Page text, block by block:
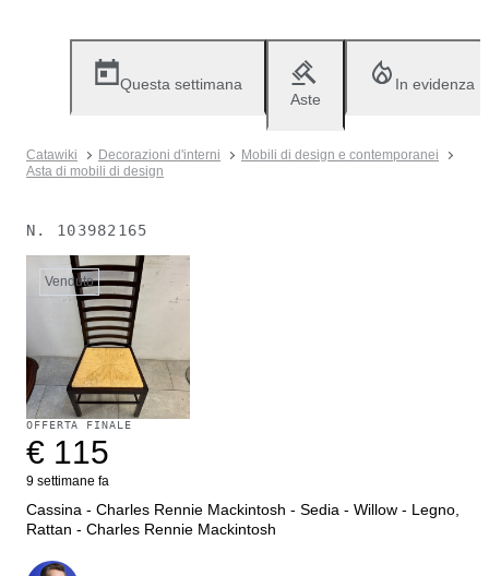
Questa settimana
Aste
In evidenza
Catawiki Decorazioni d'interni
Mobili di design e contemporanei
Asta di mobili di design
N. 103982165
Venduto
OFFERTA FINALE
€ 115
9 settimane fa
Cassina - Charles Rennie Mackintosh - Sedia - Willow - Legno,
Rattan - Charles Rennie Mackintosh